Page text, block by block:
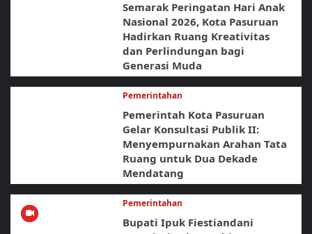
Semarak Peringatan Hari Anak
Nasional 2026, Kota Pasuruan
Hadirkan Ruang Kreativitas
dan Perlindungan bagi
Generasi Muda
Pemerintahan
Pemerintah Kota Pasuruan
Gelar Konsultasi Publik II:
Menyempurnakan Arahan Tata
Ruang untuk Dua Dekade
Mendatang
Pemerintahan
Bupati Ipuk Fiestiandani